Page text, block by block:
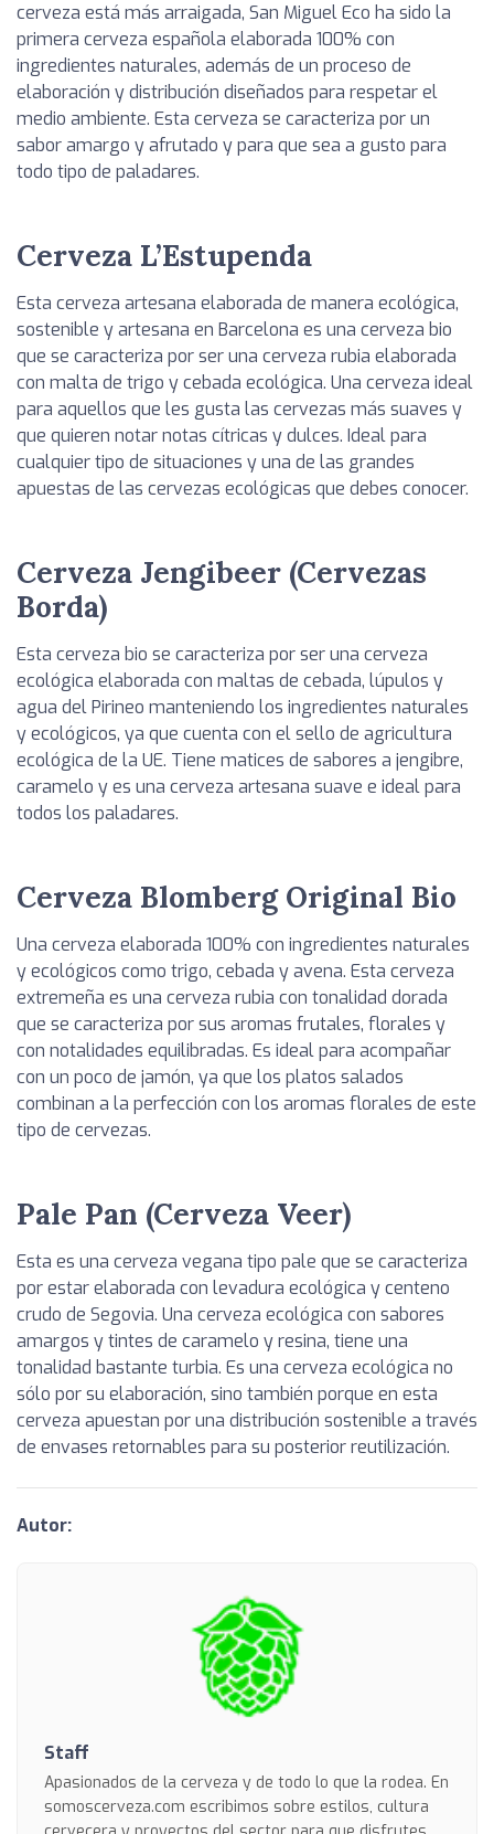
cerveza está más arraigada, San Miguel Eco ha sido la
primera cerveza española elaborada 100% con
ingredientes naturales, además de un proceso de
elaboración y distribución diseñados para respetar el
medio ambiente. Esta cerveza se caracteriza por un
sabor amargo y afrutado y para que sea a gusto para
todo tipo de paladares.
Cerveza L’Estupenda
Esta cerveza artesana elaborada de manera ecológica,
sostenible y artesana en Barcelona es una cerveza bio
que se caracteriza por ser una cerveza rubia elaborada
con malta de trigo y cebada ecológica. Una cerveza ideal
para aquellos que les gusta las cervezas más suaves y
que quieren notar notas cítricas y dulces. Ideal para
cualquier tipo de situaciones y una de las grandes
apuestas de las cervezas ecológicas que debes conocer.
Cerveza Jengibeer (Cervezas
Borda)
Esta cerveza bio se caracteriza por ser una cerveza
ecológica elaborada con maltas de cebada, lúpulos y
agua del Pirineo manteniendo los ingredientes naturales
y ecológicos, ya que cuenta con el sello de agricultura
ecológica de la UE. Tiene matices de sabores a jengibre,
caramelo y es una cerveza artesana suave e ideal para
todos los paladares.
Cerveza Blomberg Original Bio
Una cerveza elaborada 100% con ingredientes naturales
y ecológicos como trigo, cebada y avena. Esta cerveza
extremeña es una cerveza rubia con tonalidad dorada
que se caracteriza por sus aromas frutales, florales y
con notalidades equilibradas. Es ideal para acompañar
con un poco de jamón, ya que los platos salados
combinan a la perfección con los aromas florales de este
tipo de cervezas.
Pale Pan (Cerveza Veer)
Esta es una cerveza vegana tipo pale que se caracteriza
por estar elaborada con levadura ecológica y centeno
crudo de Segovia. Una cerveza ecológica con sabores
amargos y tintes de caramelo y resina, tiene una
tonalidad bastante turbia. Es una cerveza ecológica no
sólo por su elaboración, sino también porque en esta
cerveza apuestan por una distribución sostenible a través
de envases retornables para su posterior reutilización.
Autor:
Staff
Apasionados de la cerveza y de todo lo que la rodea. En
somoscerveza.com escribimos sobre estilos, cultura